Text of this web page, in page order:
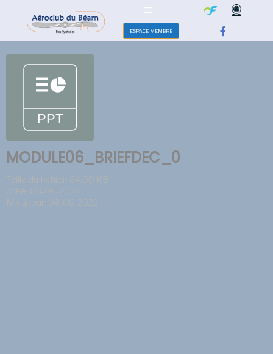
ESPACE MEMBRE
MODULE06_BRIEFDEC_0
Taille du fichier: 64.00 KB
Créé: 08-06-2022
Mis à jour: 08-06-2022